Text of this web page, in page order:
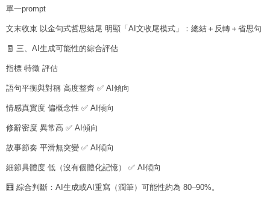
單一prompt
文末收束 以金句式哲思結尾 明顯「AI文收尾模式」：總結＋反轉＋省思句
🧾 三、AI生成可能性的綜合評估
指標 特徵 評估
語句平衡與對稱 高度整齊 ✅ AI傾向
情感真實度 偏概念性 ✅ AI傾向
修辭密度 異常高 ✅ AI傾向
故事節奏 平滑無突變 ✅ AI傾向
細節具體度 低（沒有個體化記憶） ✅ AI傾向
🧮 綜合判斷：AI生成或AI重寫（潤筆）可能性約為 80–90%。